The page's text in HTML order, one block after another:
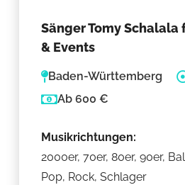
Sänger Tomy Schalala
& Events
Baden-Württemberg
Ab 600 €
Musikrichtungen:
2000er, 70er, 80er, 90er,
Pop, Rock, Schlager